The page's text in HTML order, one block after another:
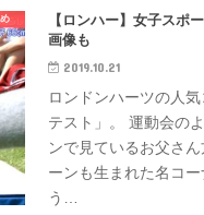
【ロンハー】女子スポ
画像も
2019.10.21
ロンドンハーツの人
テスト」。 運動会の
ンで見ているお父さ
ーンも生まれた名コ
う…